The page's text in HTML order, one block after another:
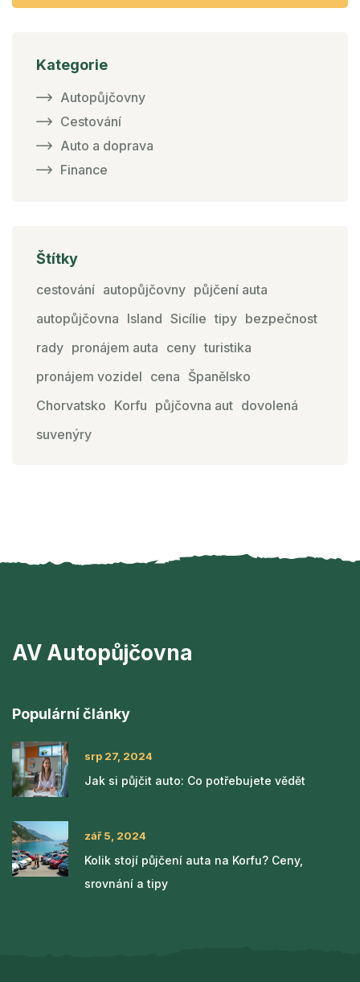
Kategorie
Autopůjčovny
Cestování
Auto a doprava
Finance
Štítky
cestování autopůjčovny půjčení auta
autopůjčovna Island Sicílie tipy bezpečnost
rady pronájem auta ceny turistika
pronájem vozidel cena Španělsko
Chorvatsko Korfu půjčovna aut dovolená
suvenýry
AV Autopůjčovna
Populární články
srp 27, 2024
Jak si půjčit auto: Co potřebujete vědět
zář 5, 2024
Kolik stojí půjčení auta na Korfu? Ceny,
srovnání a tipy